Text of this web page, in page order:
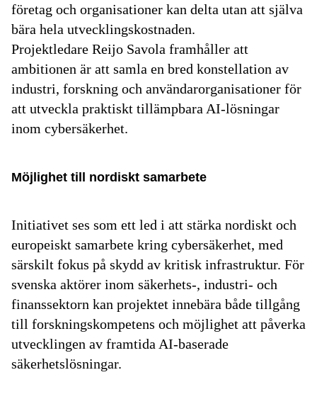
företag och organisationer kan delta utan att själva
bära hela utvecklingskostnaden.
Projektledare Reijo Savola framhåller att
ambitionen är att samla en bred konstellation av
industri, forskning och användarorganisationer för
att utveckla praktiskt tillämpbara AI-lösningar
inom cybersäkerhet.
Möjlighet till nordiskt samarbete
Initiativet ses som ett led i att stärka nordiskt och
europeiskt samarbete kring cybersäkerhet, med
särskilt fokus på skydd av kritisk infrastruktur. För
svenska aktörer inom säkerhets-, industri- och
finanssektorn kan projektet innebära både tillgång
till forskningskompetens och möjlighet att påverka
utvecklingen av framtida AI-baserade
säkerhetslösningar.